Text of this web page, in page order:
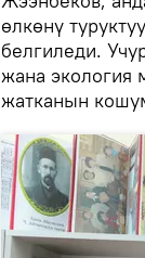
өлкөнү
белгиледи.
жана экология
жатканын